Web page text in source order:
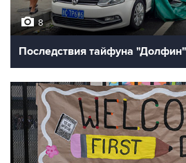
8
Последствия тайфуна